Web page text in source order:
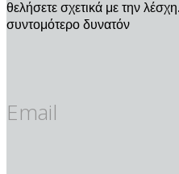
θελήσετε σχετικά με την
συντομότερο δυνατόν
Email